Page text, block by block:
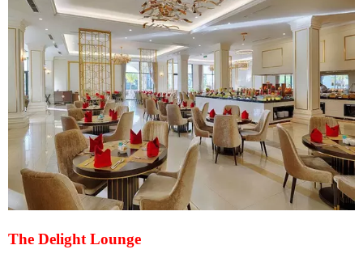
The Delight Lounge